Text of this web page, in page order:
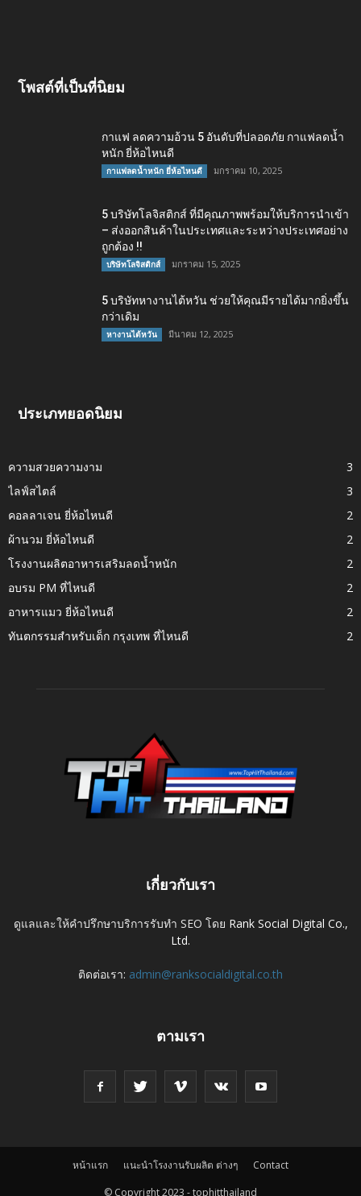
โพสต์ที่เป็นที่นิยม
กาแฟ ลดความอ้วน 5 อันดับที่ปลอดภัย กาแฟลดน้ำ
หนัก ยี่ห้อไหนดี
กาแฟลดน้ำหนัก ยี่ห้อไหนดี มกราคม 10, 2025
5 บริษัทโลจิสติกส์ ที่มีคุณภาพพร้อมให้บริการนำเข้า
– ส่งออกสินค้าในประเทศและระหว่างประเทศอย่าง
ถูกต้อง !!
บริษัทโลจิสติกส์ มกราคม 15, 2025
5 บริษัทหางานไต้หวัน ช่วยให้คุณมีรายได้มากยิ่งขึ้น
กว่าเดิม
หางานไต้หวัน มีนาคม 12, 2025
ประเภทยอดนิยม
ความสวยความงาม
3
ไลฟ์สไตล์
3
คอลลาเจน ยี่ห้อไหนดี
2
ผ้านวม ยี่ห้อไหนดี
2
โรงงานผลิตอาหารเสริมลดน้ำหนัก
2
อบรม PM ที่ไหนดี
2
อาหารแมว ยี่ห้อไหนดี
2
ทันตกรรมสำหรับเด็ก กรุงเทพ ที่ไหนดี
2
เกี่ยวกับเรา
ดูแลและให้คำปรึกษาบริการรับทำ SEO โดย Rank Social Digital Co.,
Ltd.
ติดต่อเรา: admin@ranksocialdigital.co.th
ตามเรา
หน้าแรก แนะนำโรงงานรับผลิต ต่างๆ
Contact
© Copyright 2023 - tophitthailand